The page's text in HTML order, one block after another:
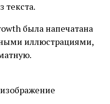
текста.
была напечатана
иллюстрациями,